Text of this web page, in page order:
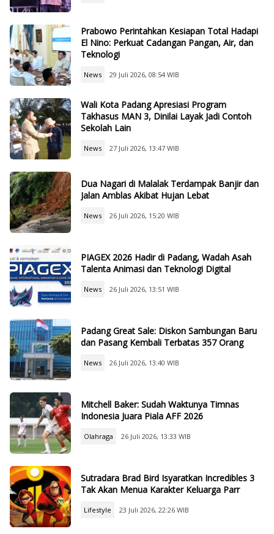
Prabowo Perintahkan Kesiapan Total Hadapi
El Nino: Perkuat Cadangan Pangan, Air, dan
Teknologi
News 29 Juli 2026, 08:54 WIB
Wali Kota Padang Apresiasi Program
Takhasus MAN 3, Dinilai Layak Jadi Contoh
Sekolah Lain
News 27 Juli 2026, 13:47 WIB
Dua Nagari di Malalak Terdampak Banjir dan
Jalan Amblas Akibat Hujan Lebat
News 26 Juli 2026, 15:20 WIB
PIAGEX 2026 Hadir di Padang, Wadah Asah
Talenta Animasi dan Teknologi Digital
News 26 Juli 2026, 13:51 WIB
Padang Great Sale: Diskon Sambungan Baru
dan Pasang Kembali Terbatas 357 Orang
News 26 Juli 2026, 13:40 WIB
Mitchell Baker: Sudah Waktunya Timnas
Indonesia Juara Piala AFF 2026
Olahraga 26 Juli 2026, 13:33 WIB
Sutradara Brad Bird Isyaratkan Incredibles 3
Tak Akan Menua Karakter Keluarga Parr
Lifestyle 23 Juli 2026, 22:26 WIB